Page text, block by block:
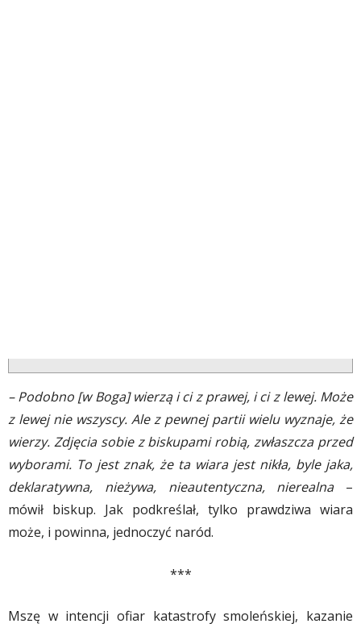
– Podobno [w Boga] wierząi ci z prawej, i ci z lewej. Może
z lewej nie wszyscy. Ale z pewnej partii wielu wyznaje, że
wierzy. Zdjęcia sobie z biskupami robią, zwłaszcza przed
wyborami. To jest znak, że ta wiara jest nikła, byle jaka,
deklaratywna, nieżywa, nieautentyczna, nierealna –
mówił biskup. Jak podkreślał, tylko prawdziwa wiara
może, i powinna, jednoczyć naród.
***
Mszę w intencji ofiar katastrofy smoleńskiej, kazanie